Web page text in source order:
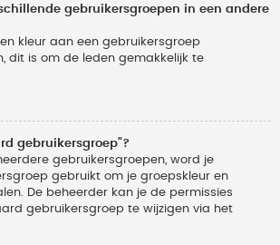
gebruikersgroepen in een andere
kleur aan een gebruikersgroep
dit is om de leden gemakkelijk te
gebruikersgroep"?
gebruikersgroepen, word je
gebruikt om je groepskleur en
De beheerder kan je de permissies
gebruikersgroep te wijzigen via het